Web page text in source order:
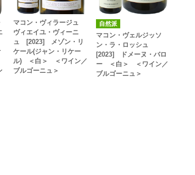
マコン・ヴィラージュ
ヴィエイユ・ヴィーニ
ュ [2023] メゾン・リ
ケール(ジャン・リケー
ル) ＜白＞ ＜ワイン／
ブルゴーニュ＞
自然派
マコン・ヴェルジッソ
ン・ラ・ロッシュ
[2023] ドメーヌ・バロ
ー ＜白＞ ＜ワイン／
ブルゴーニュ＞